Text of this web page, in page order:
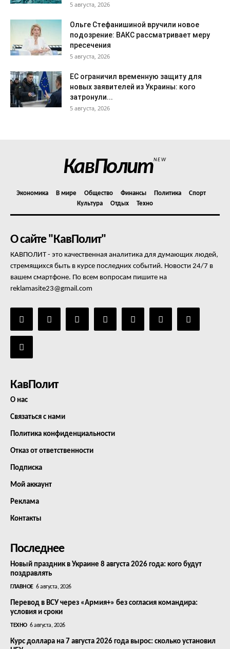
5 августа, 2026
Ольге Стефанишиной вручили новое
подозрение: ВАКС рассматривает меру
пресечения
5 августа, 2026
ЕС ограничил временную защиту для
новых заявителей из Украины: кого
затронули...
5 августа, 2026
КавПолитNEW
Экономика В мире Общество Финансы Политика
Спорт
Культура
Отдых Техно
О сайте "КавПолит"
КАВПОЛИТ - это качественная аналитика для думающих людей,
стремящихся быть в курсе последних событий. Новости 24/7 в
вашем смартфоне. По всем вопросам пишите на
reklamasite23@gmail.com
КавПолит
О нас
Связаться с нами
Политика конфиденциальности
Отказ от ответственности
Подписка
Мой аккаунт
Реклама
Контакты
Последнее
Новый праздник в Украине 8 августа 2026 года: кого будут
поздравлять
ГЛАВНОЕ 6 августа, 2026
Перевод в ВСУ через «Армия+» без согласия командира:
условия и сроки
ТЕХНО 6 августа, 2026
Курс доллара на 7 августа 2026 года вырос: сколько установил